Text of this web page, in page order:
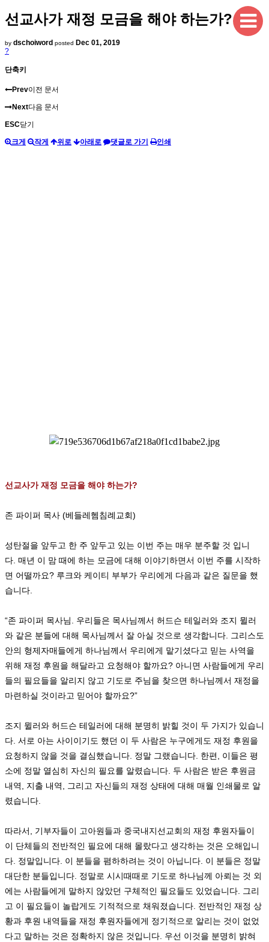
선교사가 재정 모금을 해야 하는가?
by dschoiword posted Dec 01, 2019
?
단축키
Prev이전 문서
Next다음 문서
ESC닫기
크게 작게 위로 아래로 댓글로 가기 인쇄
선교사가 재정 모금을 해야 하는가?
존 파이퍼 목사 (베들레헴침례교회)
성탄절을 앞두고 한 주 앞두고 있는 이번 주는 매우 분주할 것 입니
다 매년 이 맘 때에 하는 모금에 대해 이야기하면서 이번 주를 시작하
면 어떨까요? 루크와 케이티 부부가 우리에게 다음과 같은 질문을 했
습니다
“존 파이퍼 목사님
우리들은 목사님께서 허드슨 테일러와 조지 뮐러
와 같은 분들에 대해 목사님께서 잘 아실 것으로 생각합니다
그리스도
안의 형제자매들에게 하나님께서 우리에게 맡기셨다고 믿는 사역을
위해 재정 후원을 해달라고 요청해야 할까요? 아니면 사람들에게 우리
들의 필요들을 알리지 않고 기도로 주님을 찾으면 하나님께서 재정을
마련하실 것이라고 믿어야 할까요?”
조지 뮐러와 허드슨 테일러에 대해 분명히 밝힐 것이 두 가지가 있습니
다 서로 아는 사이이기도 했던 이 두 사람은 누구에게도 재정 후원을
요청하지 않을 것을 결심했습니다 정말 그랬습니다 한편
이들은 평
소에 정말 열심히 자신의 필요를 알렸습니다 두 사람은 받은 후원금
내역
지출 내역
그리고 자신들의 재정 상태에 대해 매월 인쇄물로 알
렸습니다
따라서
기부자들이 고아원들과 중국내지선교회의 재정 후원자들이
이 단체들의 전반적인 필요에 대해 몰랐다고 생각하는 것은 오해입니
다 정말입니다 이 분들을 폄하하려는 것이 아닙니다 이 분들은 정말
대단한 분들입니다 정말로 시시때때로 기도로 하나님께 아뢰는 것 외
에는 사람들에게 말하지 않았던 구체적인 필요들도 있었습니다
그리
고 이 필요들이 놀랍게도 기적적으로 채워졌습니다 전반적인 재정 상
황과 후원 내역들을 재정 후원자들에게 정기적으로 알리는 것이 없었
다고 말하는 것은 정확하지 않은 것입니다 우선 이것을 분명히 밝혀